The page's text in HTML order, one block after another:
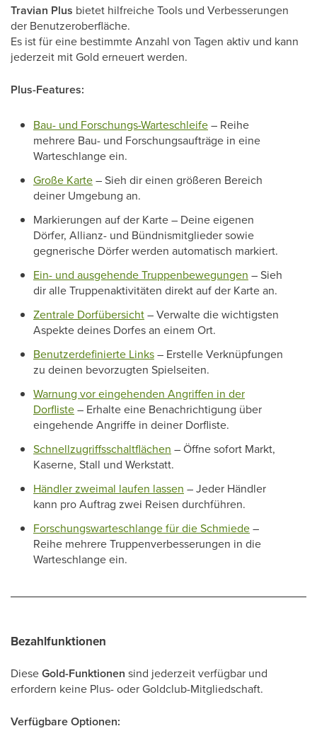
Travian Plus bietet hilfreiche Tools und Verbesserungen
der Benutzeroberfläche.
Es ist für eine bestimmte Anzahl von Tagen aktiv und kann
jederzeit mit Gold erneuert werden.
Plus-Features:
Bau- und Forschungs-Warteschleife– Reihe
mehrere Bau- und Forschungsaufträge in eine
Warteschlange ein.
Große Karte– Sieh dir einen größeren Bereich
deiner Umgebung an.
Markierungen auf der Karte – Deine eigenen
Dörfer, Allianz- und Bündnismitglieder sowie
gegnerische Dörfer werden automatisch markiert.
Ein- und ausgehende Truppenbewegungen – Sieh
dir alle Truppenaktivitäten direkt auf der Karte an.
Zentrale Dorfübersicht– Verwalte die wichtigsten
Aspekte deines Dorfes an einem Ort.
Benutzerdefinierte Links– Erstelle Verknüpfungen
zu deinen bevorzugten Spielseiten.
Warnung vor eingehenden Angriffen in der
Dorfliste– Erhalte eine Benachrichtigung über
eingehende Angriffe in deiner Dorfliste.
Schnellzugriffsschaltflächen – Öffne sofort Markt,
Kaserne, Stall und Werkstatt.
Händler zweimal laufen lassen – Jeder Händler
kann pro Auftrag zwei Reisen durchführen.
Forschungswarteschlange für die Schmiede–
Reihe mehrere Truppenverbesserungen in die
Warteschlange ein.
Bezahlfunktionen
DieseGold-Funktionen sind jederzeit verfügbar und
erfordern keine Plus- oder Goldclub-Mitgliedschaft.
Verfügbare Optionen: